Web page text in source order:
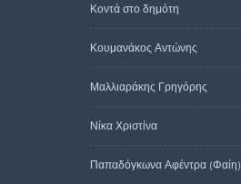
Κοντά στο δημότη
Κουμανάκος Αντώνης
Μαλλιαράκης Γρηγόρης
Νίκα Χριστίνα
Παπαδόγκωνα Αφέντρα (Φαίη)